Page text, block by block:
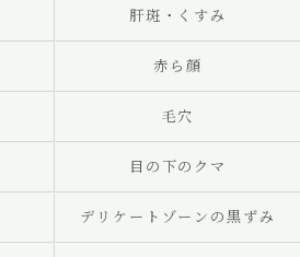
肝斑・くすみ
赤ら顔
毛穴
目の下のクマ
デリケートゾーンの黒ずみ